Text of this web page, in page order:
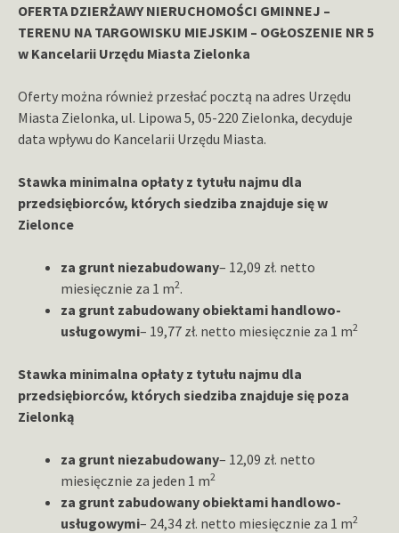
OFERTA DZIERŻAWY NIERUCHOMOŚCI GMINNEJ –
TERENU NA TARGOWISKU MIEJSKIM – OGŁOSZENIE NR 5
w Kancelarii Urzędu Miasta Zielonka
Oferty można również przesłać pocztą na adres Urzędu
Miasta Zielonka, ul. Lipowa 5, 05-220 Zielonka, decyduje
data wpływu do Kancelarii Urzędu Miasta.
Stawka minimalna opłaty z tytułu najmu dla
przedsiębiorców, których siedziba znajduje się w
Zielonce
za grunt niezabudowany– 12,09 zł. netto
miesięcznie za 1 m2.
za grunt zabudowany obiektami handlowo-
usługowymi– 19,77 zł. netto miesięcznie za 1 m2
Stawka minimalna opłaty z tytułu najmu dla
przedsiębiorców, których siedziba znajduje się poza
Zielonką
za grunt niezabudowany– 12,09 zł. netto
miesięcznie za jeden 1 m2
za grunt zabudowany obiektami handlowo-
usługowymi– 24,34 zł. netto miesięcznie za 1 m2